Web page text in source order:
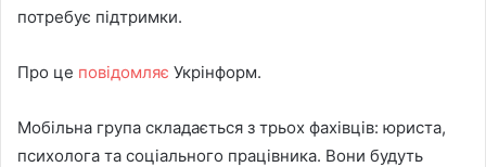
потребує підтримки.
Про це повідомляє Укрінформ.
Мобільна група складається з трьох фахівців: юриста,
психолога та соціального працівника. Вони будуть